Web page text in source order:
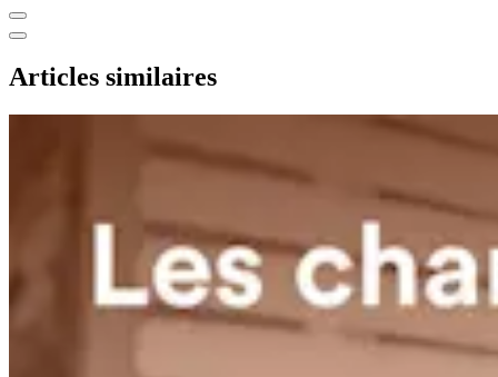
Articles similaires